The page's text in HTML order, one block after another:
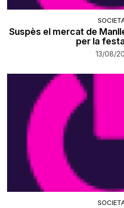
Suspès el mercat de
per la
13/08/